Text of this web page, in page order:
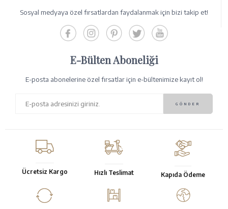
Sosyal medyaya özel fırsatlardan faydalanmak için bizi takip et!
E-Bülten Aboneliği
E-posta abonelerine özel fırsatlar için e-bültenimize kayıt ol!
Ücretsiz Kargo Hızlı Teslimat Kapıda Ödeme